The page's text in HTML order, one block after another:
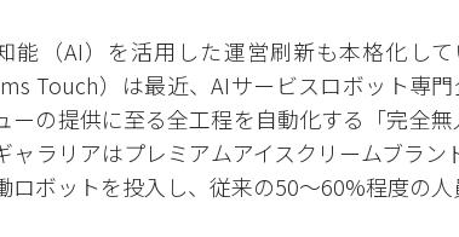
能（AI）を活用した運営刷新も本格化し
Touch）は最近、AIサービスロボット専
ーの提供に至る全工程を自動化する「完全
ャラリアはプレミアムアイスクリームブラ
ロボットを投入し、従来の50〜60%程度の人